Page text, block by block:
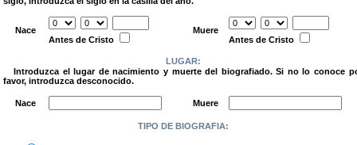
Nace
Antes de Cristo
Muere
Antes de Cristo
LUGAR:
Introduzca el lugar de nacimiento y muerte del biografiado. Si no lo conoce
favor, introduzca desconocido.
Nace
Muere
TIPO DE BIOGRAFIA: